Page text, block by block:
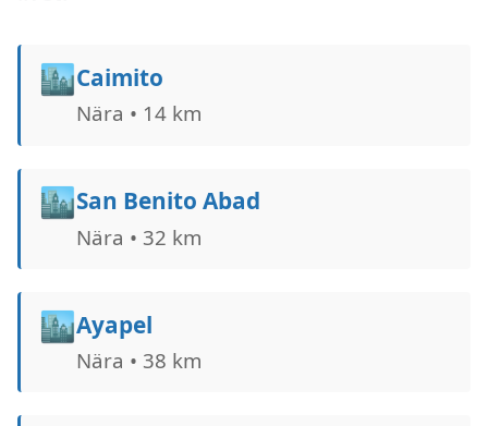
🏙️Caimito
Nära • 14 km
🏙️San Benito Abad
Nära • 32 km
🏙️Ayapel
Nära • 38 km